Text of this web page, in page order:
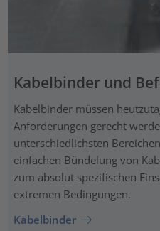
Kabelbinder und
Kabelbinder müssen
Anforderungen gerecht
unterschiedlichsten
einfachen Bündelung von
zum absolut spezifischen
extremen Bedingungen.
Kabelbinder